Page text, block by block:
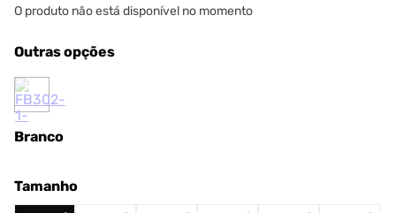
O produto não está disponível no momento
Outras opções
Branco
Tamanho